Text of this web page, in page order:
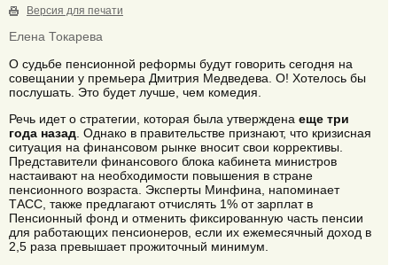
Версия для печати
Елена Токарева
О судьбе пенсионной реформы будут говорить сегодня на
совещании у премьера Дмитрия Медведева. О! Хотелось бы
послушать. Это будет лучше, чем комедия.
Речь идет о стратегии, которая была утверждена еще три
года назад . Однако в правительстве признают, что кризисная
ситуация на финансовом рынке вносит свои коррективы.
Представители финансового блока кабинета министров
настаивают на необходимости повышения в стране
пенсионного возраста. Эксперты Минфина, напоминает
ТАСС, также предлагают отчислять 1% от зарплат в
Пенсионный фонд и отменить фиксированную часть пенсии
для работающих пенсионеров, если их ежемесячный доход в
2,5 раза превышает прожиточный минимум.